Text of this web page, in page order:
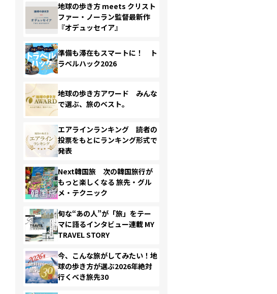
地球の歩き方 meets クリスト
ファー・ノーラン監督最新作
『オデュッセイア』
準備も滞在もスマートに！ ト
ラベルハック2026
地球の歩き方アワード みんな
で選ぶ、旅のベスト。
エアラインランキング 読者の
投票をもとにランキング形式で
発表
Next韓国旅 次の韓国旅行が
もっと楽しくなる 旅先・グル
メ・テクニック
旬な“あの人”が「旅」をテー
マに語るインタビュー連載 MY
TRAVEL STORY
今、こんな旅がしてみたい！地
球の歩き方が選ぶ2026年絶対
行くべき旅先30